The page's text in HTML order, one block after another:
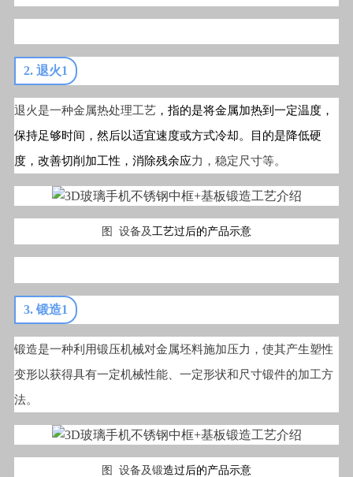
2. 退火1
退火是一种金属热处理工艺 ，指的是将金属加热到一定温度，
保持足够时间，然后以适宜速度或方式冷却。目的是降低硬
度，改善切削加工性，消除残余应力，稳定尺寸等。
图 设备及工艺过后的产品示意
3. 锻造1
锻造是一种利用锻压机械对金属坯料施加压力，使其产生塑性
变形以获得具有一定机械性能、一定形状和尺寸锻件的加工方
法。
图 设备及锻造过后的产品示意